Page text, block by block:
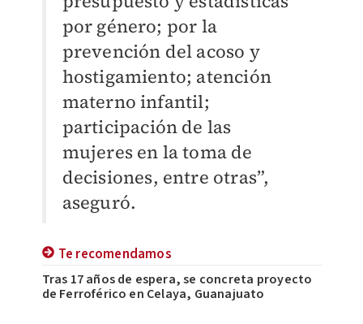
por género; por la
prevención del acoso y
hostigamiento; atención
materno infantil;
participación de las
mujeres en la toma de
decisiones, entre otras”,
aseguró.
Te recomendamos
Tras 17 años de espera, se concreta proyecto
de Ferroférico en Celaya, Guanajuato